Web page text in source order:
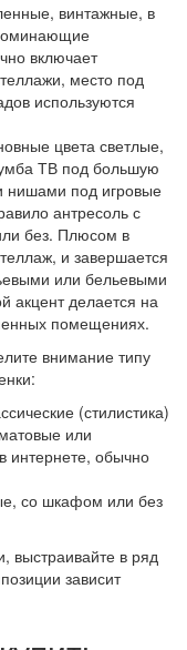
винтажные, в
включает
место под
используются
цвета светлые,
ТВ под большую
нишами под игровые
антресоль с
без. Плюсом в
и завершается
или бельевыми
делается на
помещениях.
внимание типу
(стилистика)
или
интернете, обычно
со шкафом или без
выстраивайте в ряд
зависит